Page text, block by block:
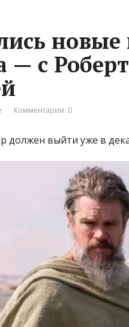
новые
— с
Комментарии: 0
должен выйти уже в